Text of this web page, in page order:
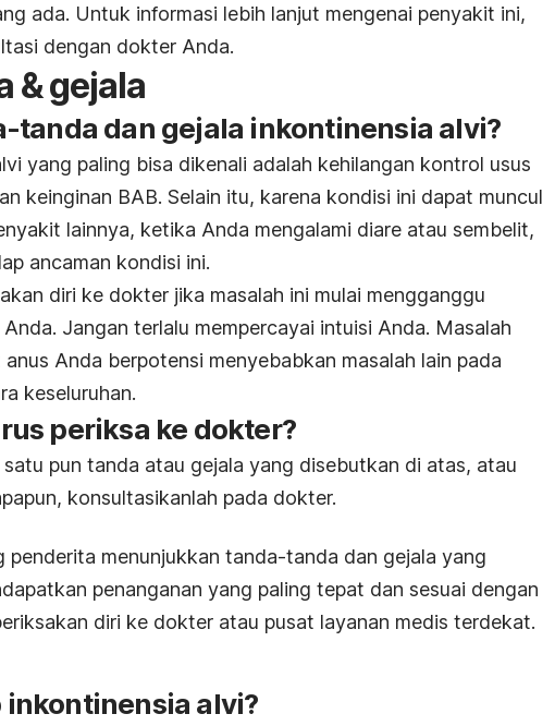
ada. Untuk informasi lebih lanjut mengenai penyakit ini,
dengan dokter Anda.
& gejala
tanda dan gejala inkontinensia alvi?
yang paling bisa dikenali adalah kehilangan kontrol usus
keinginan BAB. Selain itu, karena kondisi ini dapat muncul
lainnya, ketika Anda mengalami diare atau sembelit,
ancaman kondisi ini.
diri ke dokter jika masalah ini mulai mengganggu
Jangan terlalu mempercayai intuisi Anda. Masalah
Anda berpotensi menyebabkan masalah lain pada
keseluruhan.
periksa ke dokter?
pun tanda atau gejala yang disebutkan di atas, atau
konsultasikanlah pada dokter.
penderita menunjukkan tanda-tanda dan gejala yang
penanganan yang paling tepat dan sesuai dengan
diri ke dokter atau pusat layanan medis terdekat.
inkontinensia alvi?